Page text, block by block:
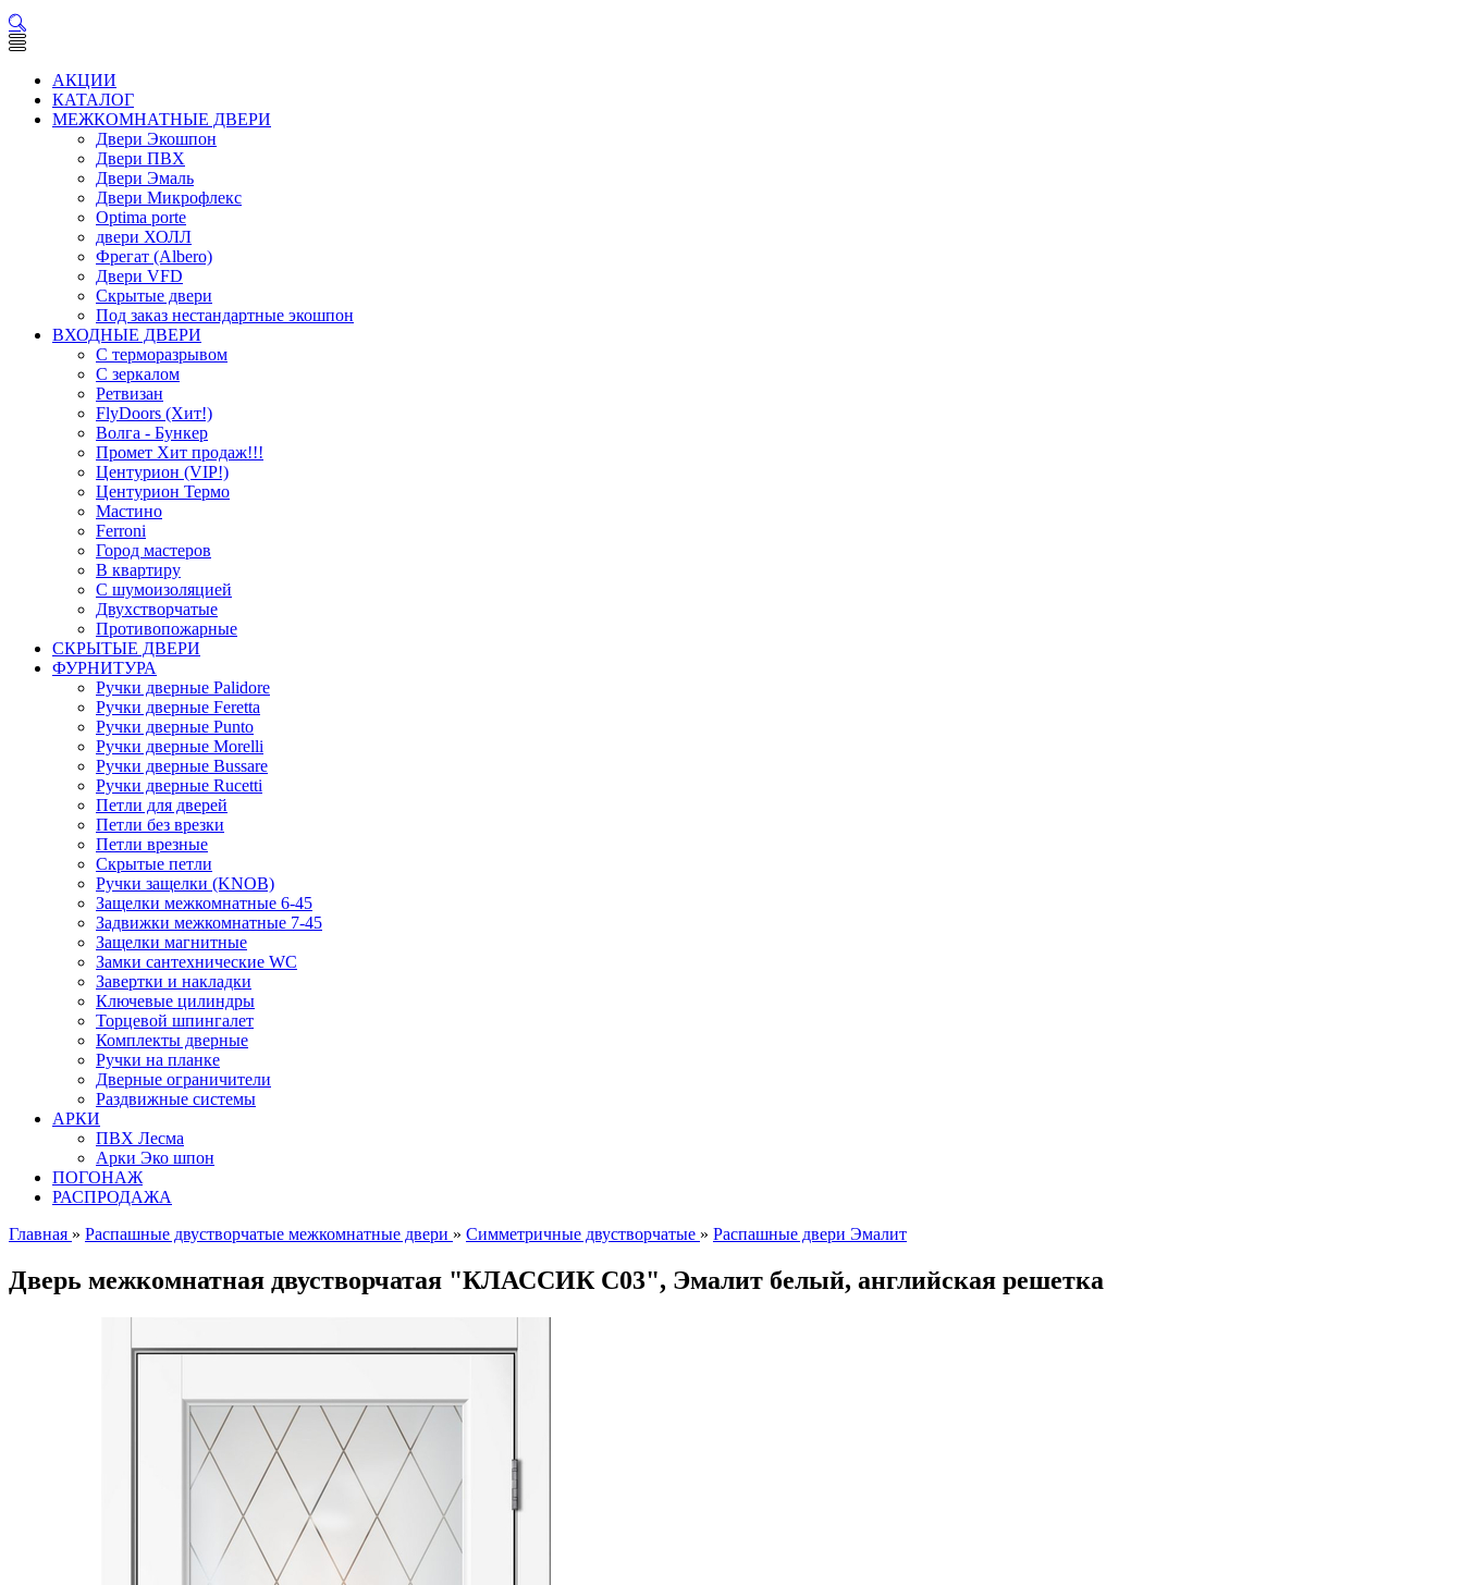
АКЦИИ
КАТАЛОГ
МЕЖКОМНАТНЫЕ ДВЕРИ
Двери Экошпон
Двери ПВХ
Двери Эмаль
Двери Микрофлекс
Optima porte
двери ХОЛЛ
Фрегат (Albero)
Двери VFD
Скрытые двери
Под заказ нестандартные экошпон
ВХОДНЫЕ ДВЕРИ
С терморазрывом
С зеркалом
Ретвизан
FlyDoors (Хит!)
Волга - Бункер
Промет Хит продаж!!!
Центурион (VIP!)
Центурион Термо
Мастино
Ferroni
Город мастеров
В квартиру
С шумоизоляцией
Двухстворчатые
Противопожарные
СКРЫТЫЕ ДВЕРИ
ФУРНИТУРА
Ручки дверные Palidore
Ручки дверные Feretta
Ручки дверные Punto
Ручки дверные Morelli
Ручки дверные Bussare
Ручки дверные Rucetti
Петли для дверей
Петли без врезки
Петли врезные
Скрытые петли
Ручки защелки (KNOB)
Защелки межкомнатные 6-45
Задвижки межкомнатные 7-45
Защелки магнитные
Замки сантехнические WC
Завертки и накладки
Ключевые цилиндры
Торцевой шпингалет
Комплекты дверные
Ручки на планке
Дверные ограничители
Раздвижные системы
АРКИ
ПВХ Лесма
Арки Эко шпон
ПОГОНАЖ
РАСПРОДАЖА
Главная » Распашные двустворчатые межкомнатные двери » Симметричные двустворчатые » Распашные двери Эмалит
Дверь межкомнатная двустворчатая "КЛАССИК C03", Эмалит белый, английская решетка